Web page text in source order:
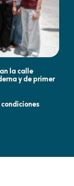
la calle
y de primer